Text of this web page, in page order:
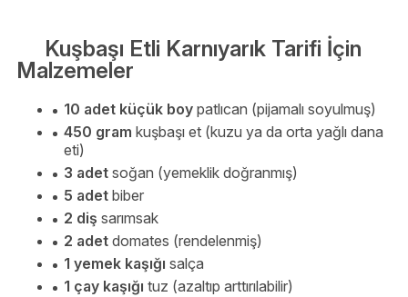
Kuşbaşı Etli Karnıyarık Tarifi İçin
Malzemeler
10 adet küçük boy patlıcan (pijamalı soyulmuş)
450 gram kuşbaşı et (kuzu ya da orta yağlı dana
eti)
3 adet soğan (yemeklik doğranmış)
5 adet biber
2 diş sarımsak
2 adet domates (rendelenmiş)
1 yemek kaşığı salça
1 çay kaşığı tuz (azaltıp arttırılabilir)